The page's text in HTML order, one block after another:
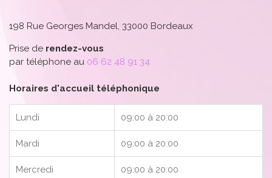
198 Rue Georges Mandel, 33000 Bordeaux
Prise de rendez-vous
par téléphone au 06 62 48 91 34
Horaires d'accueil téléphonique
Lundi 09:00 à 20:00
Mardi 09:00 à 20:00
Mercredi 09:00 à 20:00